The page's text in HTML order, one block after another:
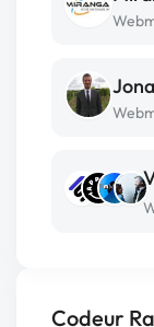
Codeur